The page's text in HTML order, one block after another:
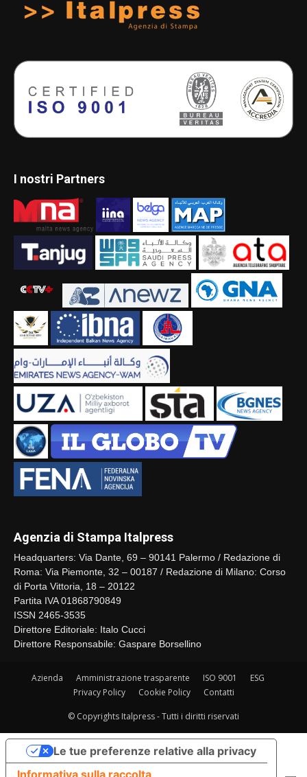
I nostri Partners
Agenzia di Stampa Italpress
Headquarters: Via Dante, 69 – 90141 Palermo / Redazione di
Roma: Via Piemonte, 32 – 00187 / Redazione di Milano: Corso
di Porta Vittoria, 18 – 20122
Partita IVA 01868790849
ISSN 2465-3535
Direttore Editoriale: Italo Cucci
Direttore Responsabile: Gaspare Borsellino
Azienda Amministrazione trasparente ISO 9001
ESG
Privacy Policy
Cookie Policy Contatti
© Copyrights Italpress - Tutti i diritti riservati
Le tue preferenze relative alla privacy